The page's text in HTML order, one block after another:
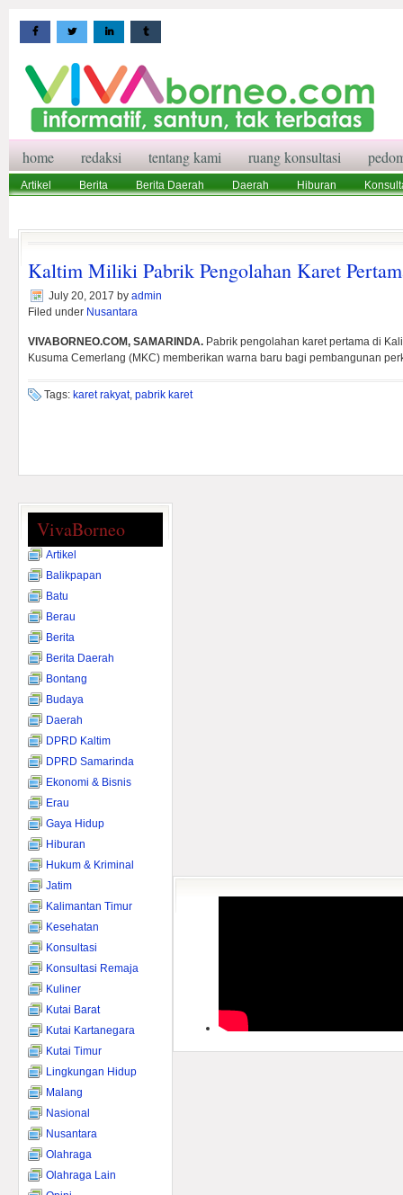
home redaksi tentang kami ruang konsultasi
Artikel Berita Berita Daerah Daerah Hiburan
Kaltim Miliki Pabrik Pengolahan Karet
July 20, 2017 by admin
Filed under Nusantara
VIVABORNEO.COM, SAMARINDA. Pabrik pengolahan karet pertama di
Kusuma Cemerlang (MKC) memberikan warna baru bagi pembangunan
Tags: karet rakyat, pabrik karet
VivaBorneo
Artikel
Balikpapan
Batu
Berau
Berita
Berita Daerah
Bontang
Budaya
Daerah
DPRD Kaltim
DPRD Samarinda
Ekonomi & Bisnis
Erau
Gaya Hidup
Hiburan
Hukum & Kriminal
Jatim
Kalimantan Timur
Kesehatan
Konsultasi
Konsultasi Remaja
Kuliner
Kutai Barat
Kutai Kartanegara
Kutai Timur
Lingkungan Hidup
Malang
Nasional
Nusantara
Olahraga
Olahraga Lain